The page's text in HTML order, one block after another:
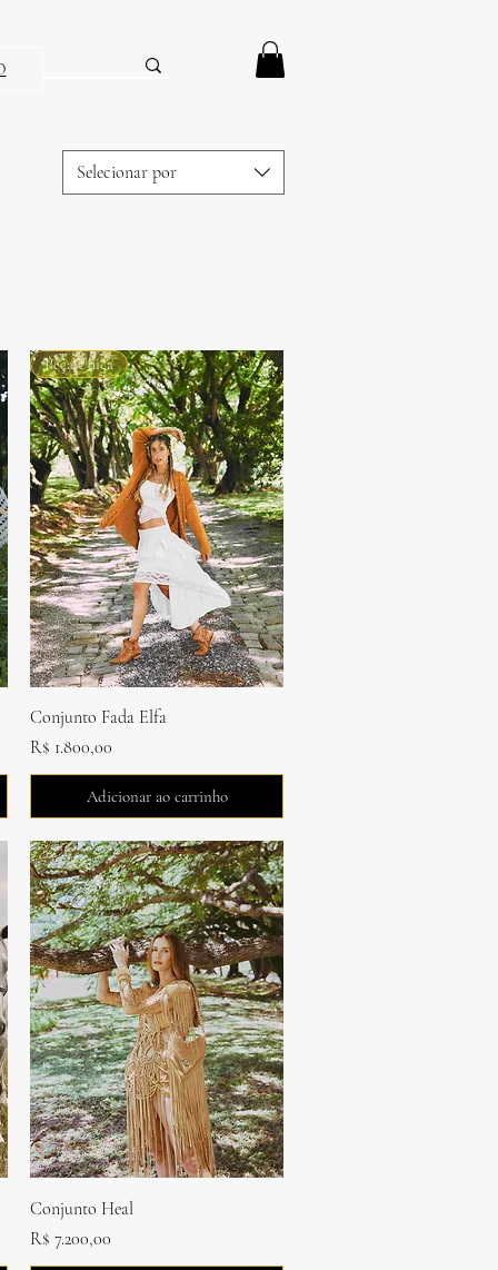
Selecionar por
Visualização rápida
Peça Única
Conjunto Fada Elfa
Preço
R$ 1.800,00
Adicionar ao carrinho
Visualização rápida
Conjunto Heal
Preço
R$ 7.200,00